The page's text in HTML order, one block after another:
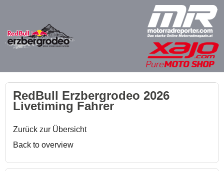
RedBull Erzbergrodeo 2026
Livetiming Fahrer
Zurück zur Übersicht
Back to overview